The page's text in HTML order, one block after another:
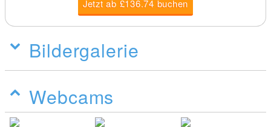
Jetzt ab £136.74 buchen
Bildergalerie
Webcams